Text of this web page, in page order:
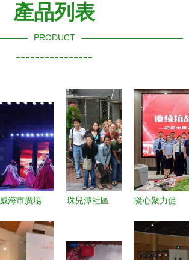
產品列表
PRODUCT
----------------
威海市廣場
動 五一文
藝晚會精彩
珠兒潭社區
薦訪問點，
凝心聚力促
為民譜新篇
第二期 聚